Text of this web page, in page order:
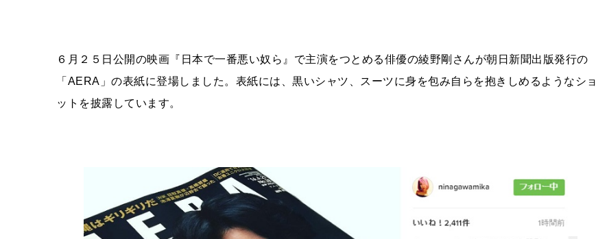
６月２５日公開の映画『日本で一番悪い奴ら』で主演をつとめる俳優の綾野剛さんが朝日新聞出版発行の
「 AERA 」の表紙に登場しました。表紙には、黒いシャツ、スーツに身を包み自らを抱きしめるようなショ
ットを披露しています。